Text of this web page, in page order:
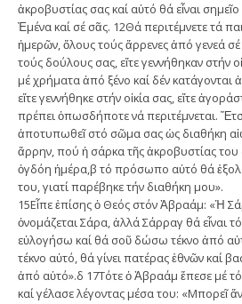
ἀκροβυστίας σας καί αὐτό θά εἶναι
Ἐμένα καί σέ σᾶς. 12Θά περιτέμνετε τά
ἡμερῶν, ὅλους τούς ἄρρενες ἀπό γενεά
τούς δούλους σας, εἴτε γεννήθηκαν στήν
μέ χρήματα ἀπό ξένο καί δέν
εἴτε γεννήθηκε στήν οἰκία σας, εἴτε
πρέπει ὁπωσδήποτε νά περιτέμνεται.
ἀποτυπωθεῖ στό σῶμα σας ὡς διαθήκη
ἄρρην, πού ἡ σάρκα τῆς ἀκροβυστίας του
ὀγδόη ἡμέρα,β τό πρόσωπο αὐτό θά
του, γιατί παρέβηκε τήν διαθήκη μου».
15Εἶπε ἐπίσης ὁ Θεός στόν Ἀβραάμ: «Ἡ
ὀνομάζεται Σάρα, ἀλλά Σάρραγ θά εἶναι
εὐλογήσω καί θά σοῦ δώσω τέκνο ἀπό
τέκνο αὐτό, θά γίνει πατέρας ἐθνῶν καί
ἀπό αὐτό».δ 17Τότε ὁ Ἀβραάμ ἔπεσε μέ
καί γέλασε λέγοντας μέσα του: «Μπορεῖ